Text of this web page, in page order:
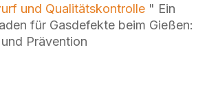
und Qualitätskontrolle " Ein
für Gasdefekte beim Gießen:
Prävention